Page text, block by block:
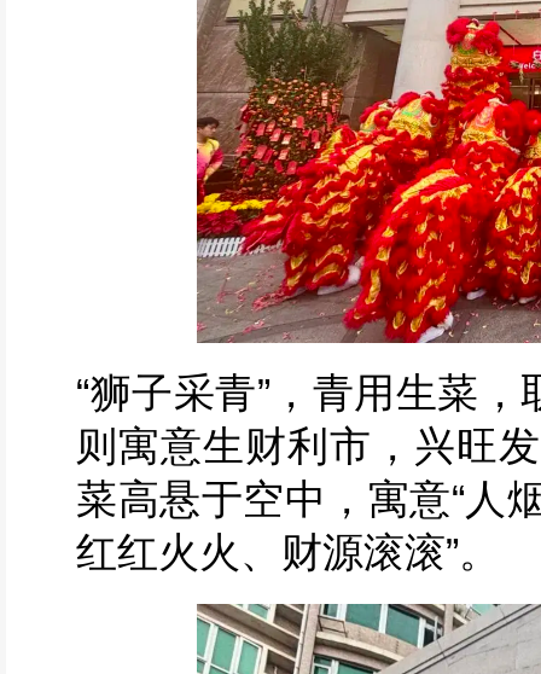
“狮子采青”，青用生菜
则寓意生财利市，兴旺
菜高悬于空中，寓意“人
红红火火、财源滚滚”。